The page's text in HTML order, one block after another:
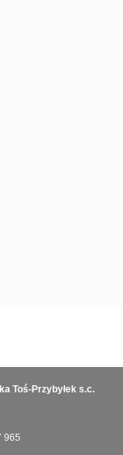
Toś-Przybyłek s.c.
965